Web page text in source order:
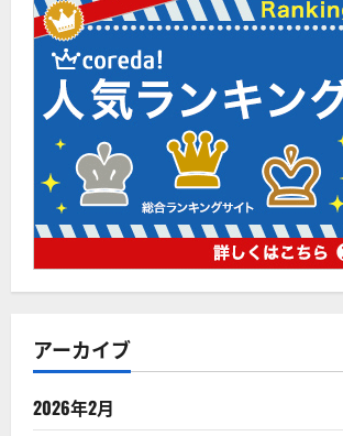
アーカイブ
2026年2月